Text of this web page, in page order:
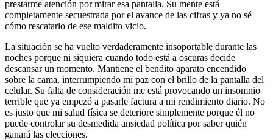
prestarme atención por mirar esa pantalla. Su mente está
completamente secuestrada por el avance de las cifras y ya no sé
cómo rescatarlo de ese maldito vicio.
La situación se ha vuelto verdaderamente insoportable durante las
noches porque ni siquiera cuando todo está a oscuras decide
descansar un momento. Mantiene el bendito aparato encendido
sobre la cama, interrumpiendo mi paz con el brillo de la pantalla del
celular. Su falta de consideración me está provocando un insomnio
terrible que ya empezó a pasarle factura a mi rendimiento diario. No
es justo que mi salud física se deteriore simplemente porque él no
puede controlar su desmedida ansiedad política por saber quién
ganará las elecciones.